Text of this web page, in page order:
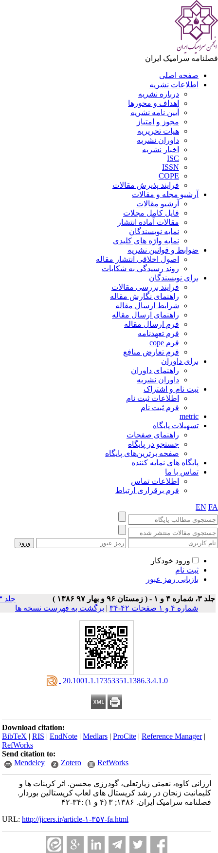
سرامیک ایران
صفحه اصلی
اطلاعات نشریه
درباره نشریه
اهداف و محورها
آیین نامه نشریه
مجوز و امتیاز
هیات تحریریه
داوران نشریه
اخبار نشریه
ISC
ISSN
COPE
فرایند پذیرش مقالات
آرشیو مجله و مقالات
آرشیو مقالات
فایل کامل مجلات
مقالات آماده انتشار
نمایه نویسندگان
نمایه واژه های کلیدی
ضوابط و قوانین نشریه
اصول اخلاقی انتشار مقاله
روند رسیدگی به شکایات
برای نویسندگان
فرایند بررسی مقالات
راهنمای نگارش مقاله
شرایط ارسال مقاله
راهنمای ارسال مقاله
فرم ارسال مقاله
فرم تعهدنامه
فرم cope
فرم تعارض منافع
برای داوران
راهنمای داوران
داوران نشریه
ثبت نام و اشتراک
اطلاعات ثبت نام
فرم ثبت نام
metric
تسهیلات پایگاه
راهنمای صفحات
جستجو در پایگاه
صفحه برترین‌های پایگاه
پایگاه های نمایه کننده
تماس با ما
اطلاعات تماس
فرم برقراری ارتباط
EN
ورود خودکار
ثبت نام
بازیابی رمز عبور
۴ و ۱ - ( زمستان ۹۶ و بهار ۹۷ ۱۳۸۶ )
جلد ۳
شماره ۴ و ۱ صفحات ۴۲-۳۴
| برگشت به فهرست نسخه ها
‎ 20.1001.1.17353351.1386.3.4.1.0
Download citation:
BibTeX |RIS |EndNote |Medlars |ProCite |Reference Manager
RefWorks
Send citation to:
Mendeley
Zotero RefWorks
ارزانی کاوه، نعمتی زیارتعلی، گودرزی محسن. اثر کربنات ها و
کلیمانیت زنجان در رشد کریستال های لعاب کریستالین بوردار.
فصلنامه سرامیک ایران. ۱۳۸۶; ۳ (۴ و ۱) :۳۴-۴۲
URL:http://jicers.ir/article-۱-۳۵۷-fa.html